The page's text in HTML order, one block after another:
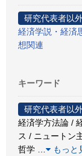
研究代表者以
経済学説・経済
想関連
キーワード
研究代表者以
経済学方法論 /
ス / ニュートン
哲学
もっと